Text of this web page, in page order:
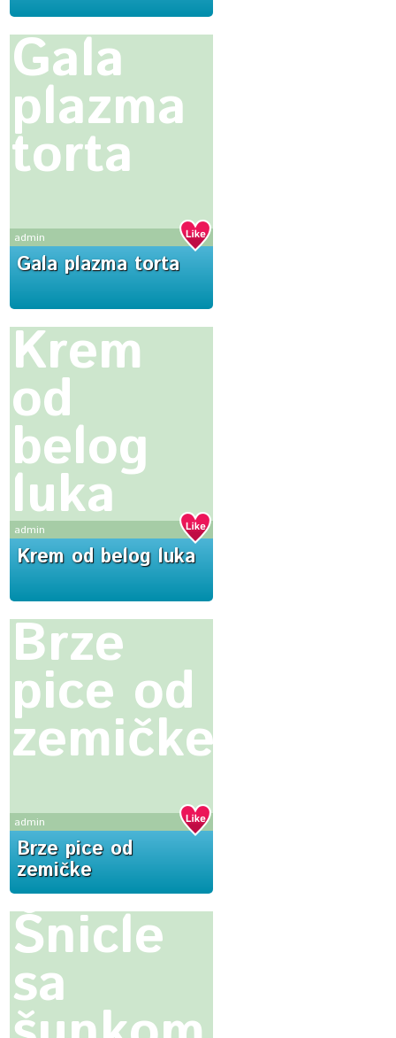
Gala
plazma
torta
admin
Gala plazma torta
Krem
od
belog
luka
admin
Krem od belog luka
Brze
pice od
zemičke
admin
Brze pice od
zemičke
Šnicle
sa